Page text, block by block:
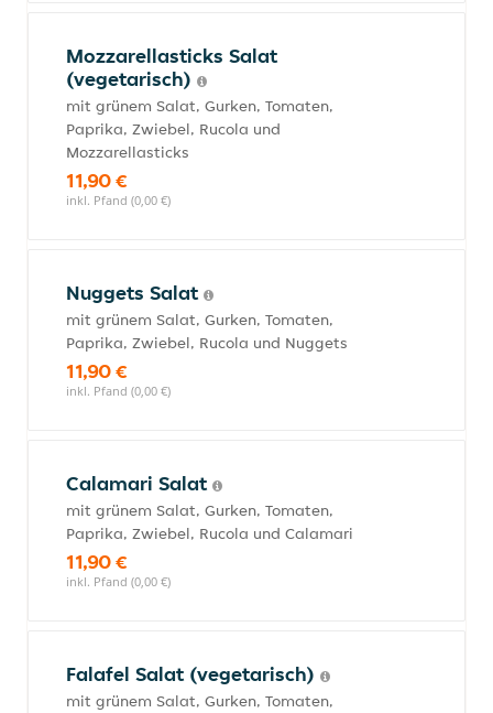
Mozzarellasticks Salat
(vegetarisch)
mit grünem Salat, Gurken, Tomaten,
Paprika, Zwiebel, Rucola und
Mozzarellasticks
11,90 €
inkl. Pfand (0,00 €)
Nuggets Salat
mit grünem Salat, Gurken, Tomaten,
Paprika, Zwiebel, Rucola und Nuggets
11,90 €
inkl. Pfand (0,00 €)
Calamari Salat
mit grünem Salat, Gurken, Tomaten,
Paprika, Zwiebel, Rucola und Calamari
11,90 €
inkl. Pfand (0,00 €)
Falafel Salat (vegetarisch)
mit grünem Salat, Gurken, Tomaten,